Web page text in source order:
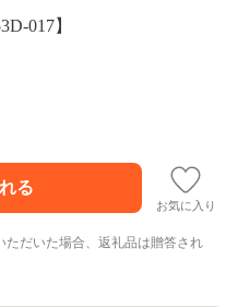
017】
お気に入り
だいた場合、返礼品は贈答され